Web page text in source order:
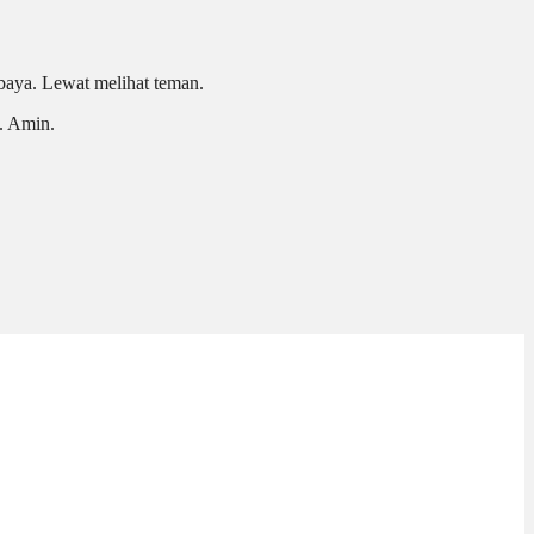
Lewat melihat teman.
Amin.